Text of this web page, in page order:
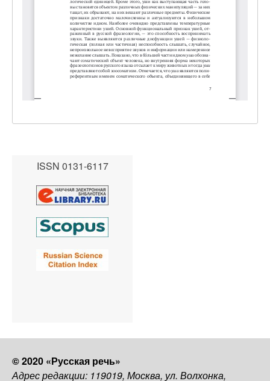
ISSN 0131-6117
© 2020 «Русская речь»
Адрес редакции: 119019, Москва, ул. Волхонка,